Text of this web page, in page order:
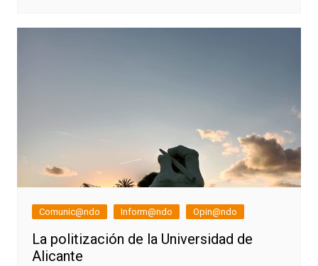
Comunic@ndo Inform@ndo Opin@ndo
La politización de la Universidad de
Alicante